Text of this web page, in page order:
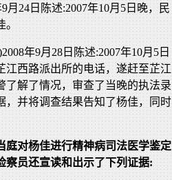
24日陈述:2007年10月5日晚，民
。
年9月28日陈述:2007年10月5日
江西路派出所的电话，遂赶至芷江
了解了情况，审查了当晚的执法录
，并将调查结果告知了杨佳，同时
庭对杨佳进行精神病司法医学鉴定
察员还宣读和出示了下列证据: